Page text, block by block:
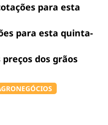
para esta
para esta quinta-
preços dos grãos